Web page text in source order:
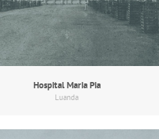
Hospital Maria Pia
Luanda